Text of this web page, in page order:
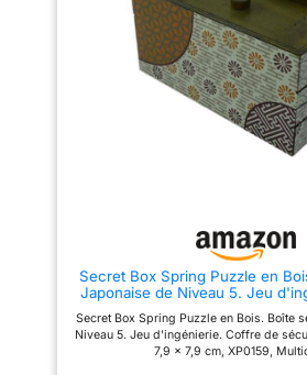
surprise vous attend à
l'intérieur, ajoutant une touche
de magie à l'expérience. 🎁
CADEAI IDÉAL POUR SOI OU À
OFFRIR : Avec son design
élégant et sa mécanique
ingénieuse, la Boîte à Secret est
Secret Box Spring Puzzle en
Japonaise de Niveau 5. Jeu
Multicolore
Secret Box Spring Puzzle en Bois. Boîte
Niveau 5. Jeu d'ingénierie. Coffre de
7,9 x 7,9 cm, XP0159,